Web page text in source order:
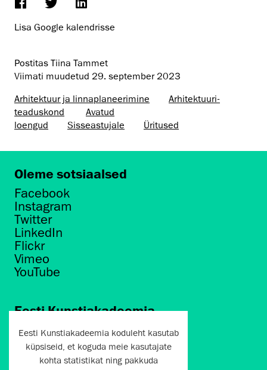
Lisa Google kalendrisse
Postitas Tiina Tammet
Viimati muudetud 29. september 2023
Arhitektuur ja linnaplaneerimine
Arhitektuuri­
teaduskond
Avatud
loengud
Sisseastujale Üritused
Oleme sotsiaalsed
Facebook
Instagram
Twitter
LinkedIn
Flickr
Vimeo
YouTube
Eesti Kunstiakadeemia
Põhja puiestee 7
Tallinn 10412
artun@artun.ee
Eesti Kunstiakadeemia koduleht kasutab
küpsiseid, et koguda meie kasutajate
kohta statistikat ning pakkuda